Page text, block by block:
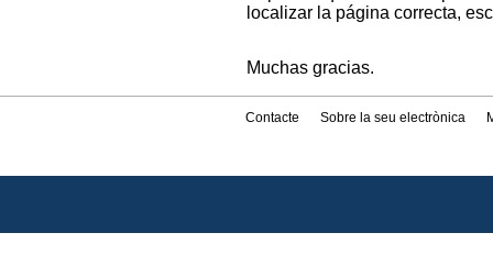
localizar la página correcta,
Muchas gracias.
Contacte Sobre la seu electrònica